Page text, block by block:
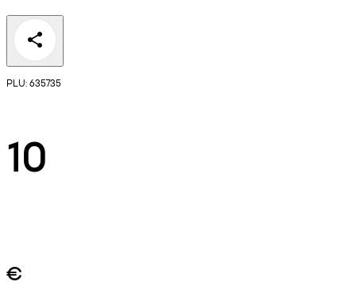
PLU: 635735
10
€